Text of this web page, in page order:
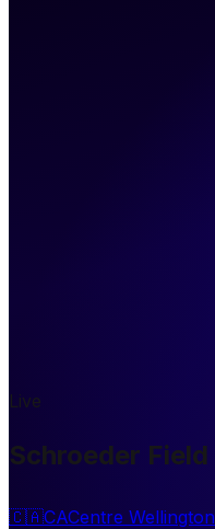
Live
Schroeder Field
🇨🇦CACentre Wellington